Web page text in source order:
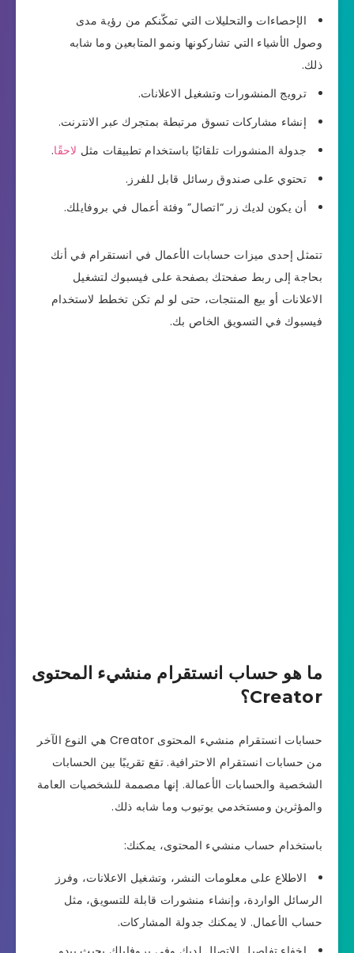
الإحصاءات والتحليلات التي تمكّنكم من رؤية مدى
وصول الأشياء التي تشاركونها ونمو المتابعين وما شابه
ذلك.
ترويج المنشورات وتشغيل الاعلانات.
إنشاء مشاركات تسوق مرتبطة بمتجرك عبر الانترنت.
جدولة المنشورات تلقائيًا باستخدام تطبيقات مثل لاحقًا.
تحتوي على صندوق رسائل قابل للفرز.
أن يكون لديك زر “اتصال” وفئة أعمال في بروفايلك.
تتمثل إحدى ميزات حسابات الأعمال في انستقرام في أنك
بحاجة إلى ربط صفحتك بصفحة على فيسبوك لتشغيل
الاعلانات أو بيع المنتجات، حتى لو لم تكن تخطط لاستخدام
فيسبوك في التسويق الخاص بك.
ما هو حساب انستقرام منشيء المحتوى
Creator؟
حسابات انستقرام منشيء المحتوى Creator هي النوع الآخر
من حسابات انستقرام الاحترافية. تقع تقريبًا بين الحسابات
الشخصية والحسابات الأعمالة. إنها مصممة للشخصيات العامة
والمؤثرين ومستخدمي يوتيوب وما شابه ذلك.
باستخدام حساب منشيء المحتوى، يمكنك:
الاطلاع على معلومات النشر، وتشغيل الاعلانات، وفرز
الرسائل الواردة، وإنشاء منشورات قابلة للتسويق، مثل
حساب الأعمال. لا يمكنك جدولة المشاركات.